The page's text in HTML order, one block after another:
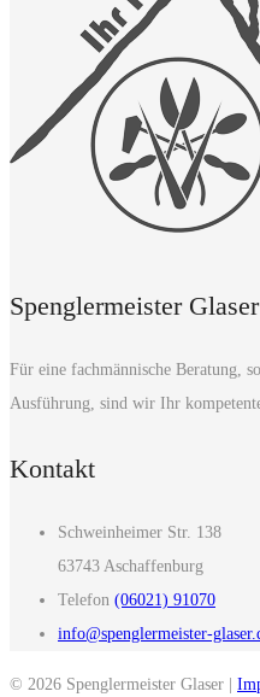
Spenglermeister Glaser
Für eine fachmännische Beratung,
Ausführung, sind wir Ihr
Kontakt
Schweinheimer Str. 138
63743 Aschaffenburg
Telefon (06021) 91070
info@spenglermeister-
© 2026 Spenglermeister Glaser |